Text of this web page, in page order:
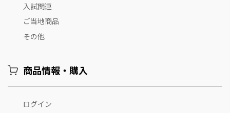
入試関連
ご当地商品
その他
商品情報・購入
ログイン